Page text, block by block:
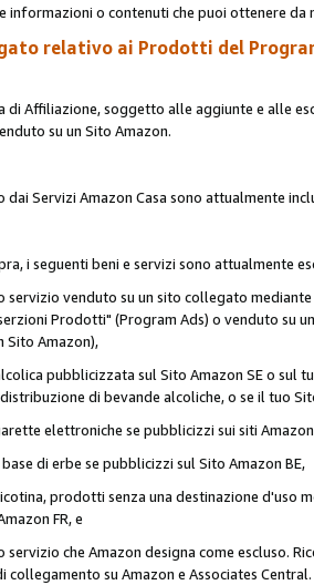
informazioni o contenuti che puoi ottenere da
relativo ai Prodotti del
di Affiliazione, soggetto alle aggiunte e alle
su un Sito Amazon.
dai Servizi Amazon Casa sono attualmente
i seguenti beni e servizi sono attualmente
servizio venduto su un sito collegato
Prodotti" (Program Ads) o venduto su
Sito Amazon),
pubblicizzata sul Sito Amazon SE o sul
di bevande alcoliche, o se il tuo
elettroniche se pubblicizzi sui siti Amazon
di erbe se pubblicizzi sul Sito Amazon BE,
prodotti senza una destinazione d'uso
FR, e
che Amazon designa come escluso.
collegamento su Amazon e Associates Central.